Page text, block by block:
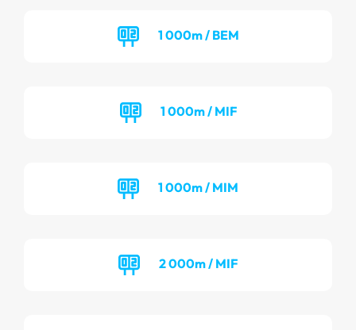
1 000m / BEM
1 000m / MIF
1 000m / MIM
2 000m / MIF